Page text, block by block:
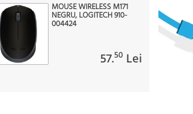
MOUSE WIRELESS M171
NEGRU, LOGITECH 910-
004424
57.50 Lei